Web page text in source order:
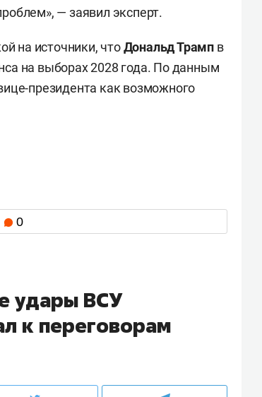
— заявил эксперт.
на источники, чтоДональд Трамп в
на выборах 2028 года. По данным
президента как возможного
0
удары ВСУ
к переговорам